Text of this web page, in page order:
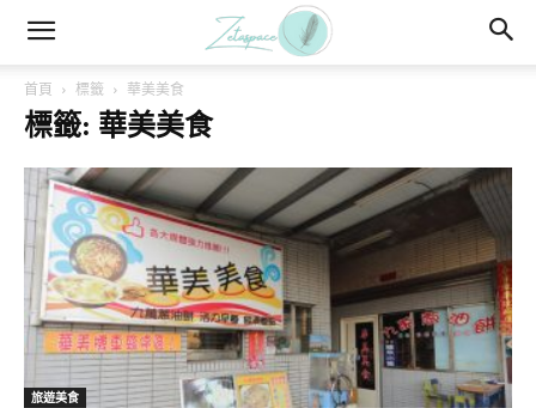
首頁 標籤 華美美食
標籤: 華美美食
旅遊美食